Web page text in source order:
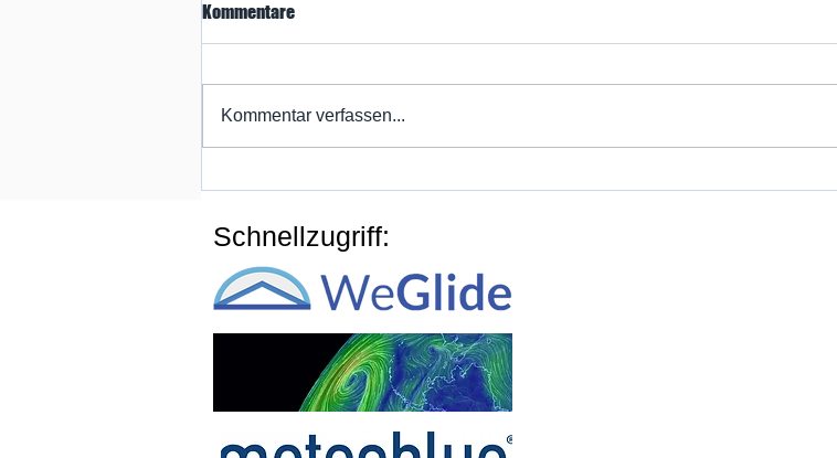
Kommentare
Kommentar verfassen...
Schnellzugriff: